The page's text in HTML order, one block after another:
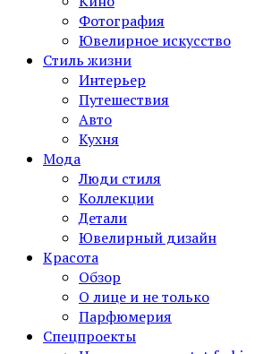
Фотография
Ювелирное искусство
Стиль жизни
Интерьер
Путешествия
Авто
Кухня
Мода
Люди стиля
Коллекции
Детали
Ювелирный дизайн
Красота
Обзор
О лице и не только
Парфюмерия
Спецпроекты